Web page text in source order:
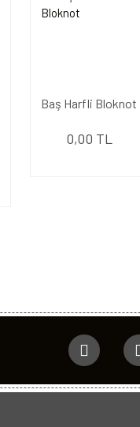
Baş Harfli Bloknot
0,00 TL